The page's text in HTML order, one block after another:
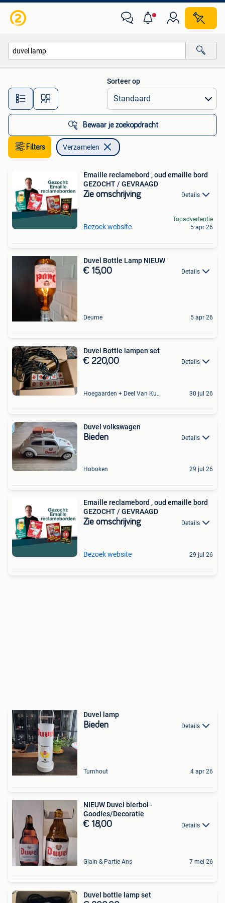
Alle afstanden…
Sorteer op
Bewaar je zoekopdracht
Filters Verzamelen
Emaille reclamebord , oud emaille bord
GEZOCHT / GEVRAAGD
Zie omschrijving Details
Bezoek website
Topadvertentie
5 apr 26
Duvel Bottle Lamp NIEUW
€ 15,00 Details
Deurne 5 apr 26
Duvel Bottle lampen set
€ 220,00 Details
Hoegaarden + Deel Van Kumtich + Deel Van Tienen 30 jul 26
Duvel volkswagen
Bieden Details
Hoboken 29 jul 26
Emaille reclamebord , oud emaille bord
GEZOCHT / GEVRAAGD
Zie omschrijving Details
Bezoek website 29 jul 26
Duvel lamp
Bieden Details
Turnhout 4 apr 26
NIEUW Duvel bierbol -
Goodies/Decoratie
€ 18,00 Details
Glain & Partie Ans 7 mei 26
Duvel bottle lamp set